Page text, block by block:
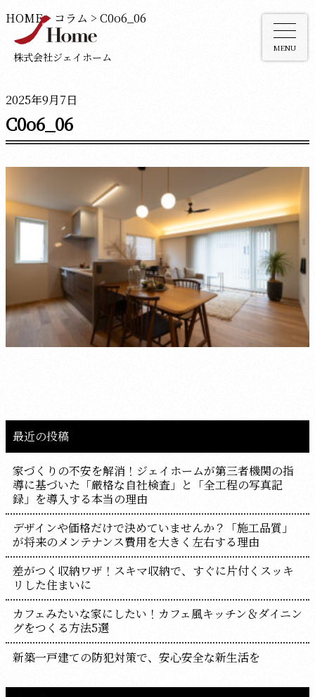
株式会社ジェイホーム
MENU
HOME> コラム > C0o6_06
2025年9月7日
C0o6_06
最近の投稿
家づくりの不安を解消！ジェイホームが第三者機関の指
導に基づいた「厳格な自社検査」と「全工程の写真記
録」を導入する本当の理由
デザインや価格だけで決めていませんか？「施工品質」
が将来のメンテナンス費用を大きく左右する理由
差がつく収納ワザ！スキマ収納で、すぐに片付くスッキ
リした住まいに
カフェみたいな家にしたい！カフェ風キッチン＆ダイニン
グをつくる方法5選
新築一戸建ての防犯対策で、安心安全な新生活を